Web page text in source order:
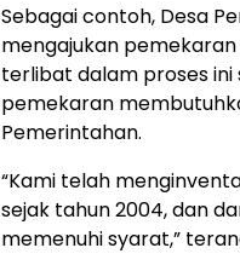
Sebagai contoh, Desa
mengajukan
terlibat dalam proses ini
pemekaran
Pemerintahan.
“Kami telah
sejak tahun 2004, dan
memenuhi syarat,”